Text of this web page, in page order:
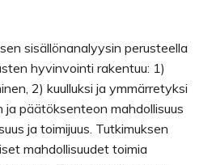
sisällönanalyysin perusteella
hyvinvointi rakentuu: 1)
2) kuulluksi ja ymmärretyksi
ja päätöksenteon mahdollisuus
ja toimijuus. Tutkimuksen
mahdollisuudet toimia